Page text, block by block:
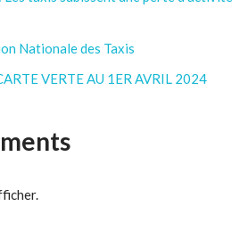
Nationale des Taxis
VERTE AU 1ER AVRIL 2024